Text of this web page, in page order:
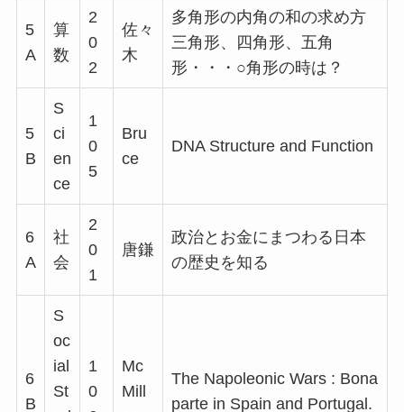
5
A
算
数
2
0
2
佐々
木
多角形の内角の和の求め方
三角形、四角形、五角
形・・・○角形の時は？
5
B
S
ci
en
ce
1
0
5
Bru
ce
DNA Structure and Function
6
A
社
会
2
0
1
唐鎌
政治とお金にまつわる日本
の歴史を知る
6
B
S
oc
ial
St
1
0
Mc
Mill
The Napoleonic Wars : Bona
parte in Spain and Portugal.